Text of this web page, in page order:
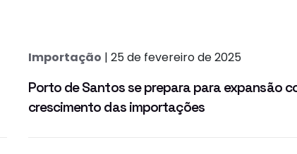
Importação | 25 de fevereiro de 2025
Porto de Santos se prepara para expansão
crescimento das importações